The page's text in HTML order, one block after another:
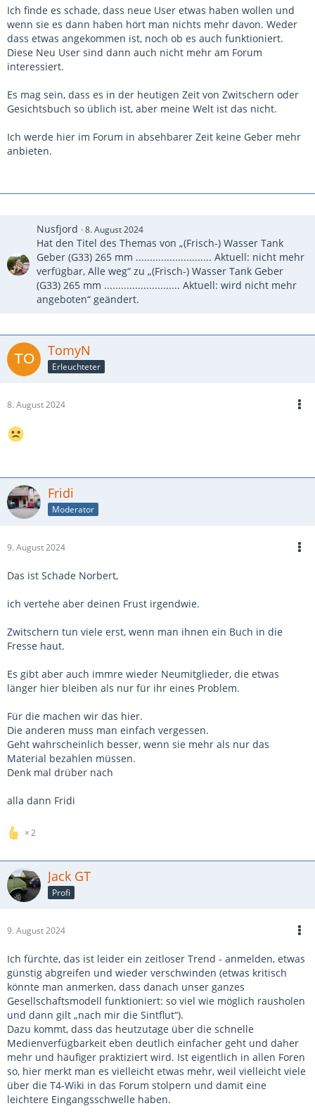
Ich finde es schade, dass neue User etwas haben wollen und
wenn sie es dann haben hört man nichts mehr davon. Weder
dass etwas angekommen ist, noch ob es auch funktioniert.
Diese Neu User sind dann auch nicht mehr am Forum
interessiert.
Es mag sein, dass es in der heutigen Zeit von Zwitschern oder
Gesichtsbuch so üblich ist, aber meine Welt ist das nicht.
Ich werde hier im Forum in absehbarer Zeit keine Geber mehr
anbieten.
Nusfjord 8. August 2024
Hat den Titel des Themas von „(Frisch-) Wasser Tank
Geber (G33) 265 mm ........................... Aktuell: nicht mehr
verfügbar, Alle weg“ zu „(Frisch-) Wasser Tank Geber
(G33) 265 mm ........................... Aktuell: wird nicht mehr
angeboten“ geändert.
TomyN
Erleuchteter
8. August 2024
Fridi
Moderator
9. August 2024
Das ist Schade Norbert,
ich vertehe aber deinen Frust irgendwie.
Zwitschern tun viele erst, wenn man ihnen ein Buch in die
Fresse haut.
Es gibt aber auch immre wieder Neumitglieder, die etwas
länger hier bleiben als nur für ihr eines Problem.
Für die machen wir das hier.
Die anderen muss man einfach vergessen.
Geht wahrscheinlich besser, wenn sie mehr als nur das
Material bezahlen müssen.
Denk mal drüber nach
alla dann Fridi
2
Jack GT
Profi
9. August 2024
Ich fürchte, das ist leider ein zeitloser Trend - anmelden, etwas
günstig abgreifen und wieder verschwinden (etwas kritisch
könnte man anmerken, dass danach unser ganzes
Gesellschaftsmodell funktioniert: so viel wie möglich rausholen
und dann gilt „nach mir die Sintflut“).
Dazu kommt, dass das heutzutage über die schnelle
Medienverfügbarkeit eben deutlich einfacher geht und daher
mehr und häufiger praktiziert wird. Ist eigentlich in allen Foren
so, hier merkt man es vielleicht etwas mehr, weil vielleicht viele
über die T4-Wiki in das Forum stolpern und damit eine
leichtere Eingangsschwelle haben.